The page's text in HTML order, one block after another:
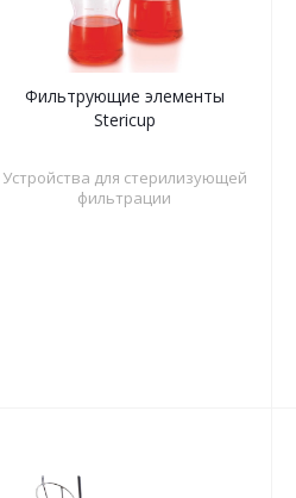
Фильтрующие элементы
Stericup
Устройства для стерилизующей
фильтрации